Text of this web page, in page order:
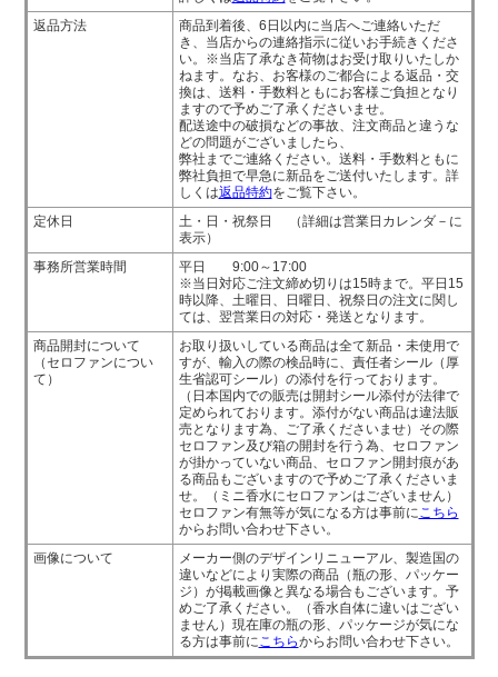
返品方法
商品到着後、6日以内に当店へご連絡いただ
き、当店からの連絡指示に従いお手続きくださ
い。※当店了承なき荷物はお受け取りいたしか
ねます。なお、お客様のご都合による返品・交
換は、送料・手数料ともにお客様ご負担となり
ますので予めご了承くださいませ。
配送途中の破損などの事故、注文商品と違うな
どの問題がございましたら、
弊社までご連絡ください。送料・手数料ともに
弊社負担で早急に新品をご送付いたします。詳
しくは返品特約をご覧下さい。
定休日
土・日・祝祭日 （詳細は営業日カレンダ－に
表示）
事務所営業時間
平日 9:00～17:00
※当日対応ご注文締め切りは15時まで。平日15
時以降、土曜日、日曜日、祝祭日の注文に関し
ては、翌営業日の対応・発送となります。
商品開封について
（セロファンについ
て）
お取り扱いしている商品は全て新品・未使用で
すが、輸入の際の検品時に、責任者シール（厚
生省認可シール）の添付を行っております。
（日本国内での販売は開封シール添付が法律で
定められております。添付がない商品は違法販
売となります為、ご了承くださいませ）その際
セロファン及び箱の開封を行う為、セロファン
が掛かっていない商品、セロファン開封痕があ
る商品もございますので予めご了承くださいま
せ。（ミニ香水にセロファンはございません）
セロファン有無等が気になる方は事前にこちら
からお問い合わせ下さい。
画像について
メーカー側のデザインリニューアル、製造国の
違いなどにより実際の商品（瓶の形、パッケー
ジ）が掲載画像と異なる場合もございます。予
めご了承ください。（香水自体に違いはござい
ません）現在庫の瓶の形、パッケージが気にな
る方は事前にこちらからお問い合わせ下さい。